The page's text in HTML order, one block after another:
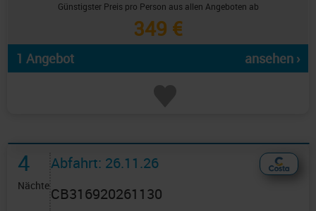
Günstigster Preis pro Person aus allen Angeboten ab
349 €
1 Angebot ansehen ›
4
Nächte
Abfahrt: 26.11.26
CB316920261130